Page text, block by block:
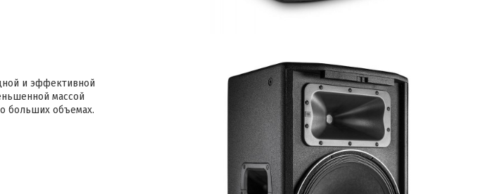
и эффективной
массой
больших объемах.